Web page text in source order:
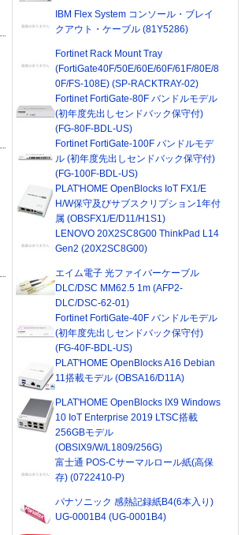
IBM Flex System コンソール・ブレイ
クアウト・ケーブル (81Y5286)
Fortinet Rack Mount Tray
(FortiGate40F/50E/60E/60F/61F/80E/8
0F/FS-108E) (SP-RACKTRAY-02)
Fortinet FortiGate-80F バンドルモデル
(初年度先出しセンドバック保守付)
(FG-80F-BDL-US)
Fortinet FortiGate-100F バンドルモデ
ル (初年度先出しセンドバック保守付)
(FG-100F-BDL-US)
PLAT'HOME OpenBlocks IoT FX1/E
H/W保守及びサブスクリプション1年付
属 (OBSFX1/E/D11/H1S1)
LENOVO 20X2SC8G00 ThinkPad L14
Gen2 (20X2SC8G00)
エイム電子 光ファイバーケーブル
DLC/DSC MM62.5 1m (AFP2-
DLC/DSC-62-01)
Fortinet FortiGate-40F バンドルモデル
(初年度先出しセンドバック保守付)
(FG-40F-BDL-US)
PLAT'HOME OpenBlocks A16 Debian
11搭載モデル (OBSA16/D11A)
PLAT'HOME OpenBlocks IX9 Windows
10 IoT Enterprise 2019 LTSC搭載
256GBモデル
(OBSIX9/W/L1809/256G)
富士通 POS-Cサーマルロール紙(高保
存) (0722410-P)
パナソニック 感熱記録紙B4(6本入り)
UG-0001B4 (UG-0001B4)